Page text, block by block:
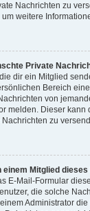
Nachrichten zu
weitere
Private
dir ein Mitglied
Bereich
von
melden. Dieser kann
zu
einem Mitglied
E-Mail-Formular
die solche
Administrator